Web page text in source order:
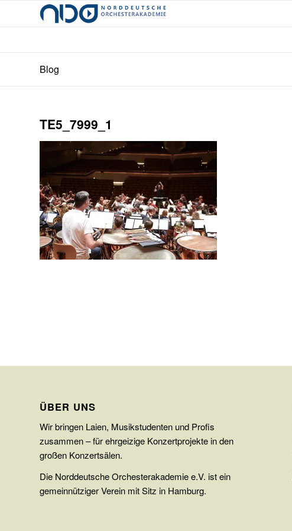
Blog
TE5_7999_1
ÜBER UNS
Wir bringen Laien, Musikstudenten und Profis
zusammen – für ehrgeizige Konzertprojekte in den
großen Konzertsälen.
Die Norddeutsche Orchesterakademie e.V. ist ein
gemeinnütziger Verein mit Sitz in Hamburg.